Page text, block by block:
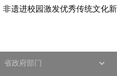
遗进校园激发优秀传统文化